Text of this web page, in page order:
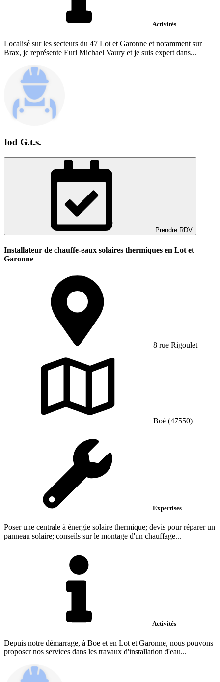
Activités
Localisé sur les secteurs du 47 Lot et Garonne et notamment sur
Brax, je représente Eurl Michael Vaury et je suis expert dans...
Iod G.t.s.
Prendre RDV
Installateur de chauffe-eaux solaires thermiques en Lot et
Garonne
8 rue Rigoulet
Boé (47550)
Expertises
Poser une centrale à énergie solaire thermique; devis pour réparer un
panneau solaire; conseils sur le montage d'un chauffage...
Activités
Depuis notre démarrage, à Boe et en Lot et Garonne, nous pouvons
proposer nos services dans les travaux d'installation d'eau...